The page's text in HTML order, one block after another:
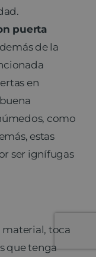
puerta
de la
en
como
estas
ser ignífugas
material, toca
que tenga